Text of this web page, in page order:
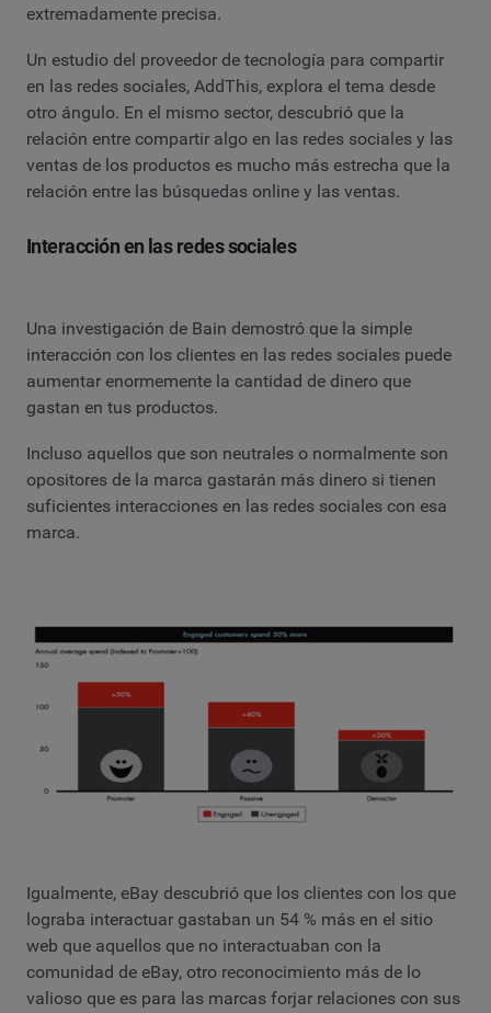
extremadamente precisa.
Un estudio del proveedor de tecnología para compartir
en las redes sociales, AddThis, explora el tema desde
otro ángulo. En el mismo sector, descubrió que la
relación entre compartir algo en las redes sociales y las
ventas de los productos es mucho más estrecha que la
relación entre las búsquedas online y las ventas.
Interacción en las redes sociales
Una investigación de Bain demostró que la simple
interacción con los clientes en las redes sociales puede
aumentar enormemente la cantidad de dinero que
gastan en tus productos.
Incluso aquellos que son neutrales o normalmente son
opositores de la marca gastarán más dinero si tienen
suficientes interacciones en las redes sociales con esa
marca.
Igualmente, eBay descubrió que los clientes con los que
lograba interactuar gastaban un 54 % más en el sitio
web que aquellos que no interactuaban con la
comunidad de eBay, otro reconocimiento más de lo
valioso que es para las marcas forjar relaciones con sus